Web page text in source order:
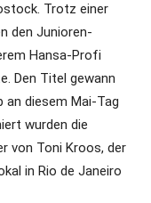
Trotz einer
den Junioren-
Hansa-Profi
Den Titel gewann
an diesem Mai-Tag
wurden die
von Toni Kroos, der
in Rio de Janeiro